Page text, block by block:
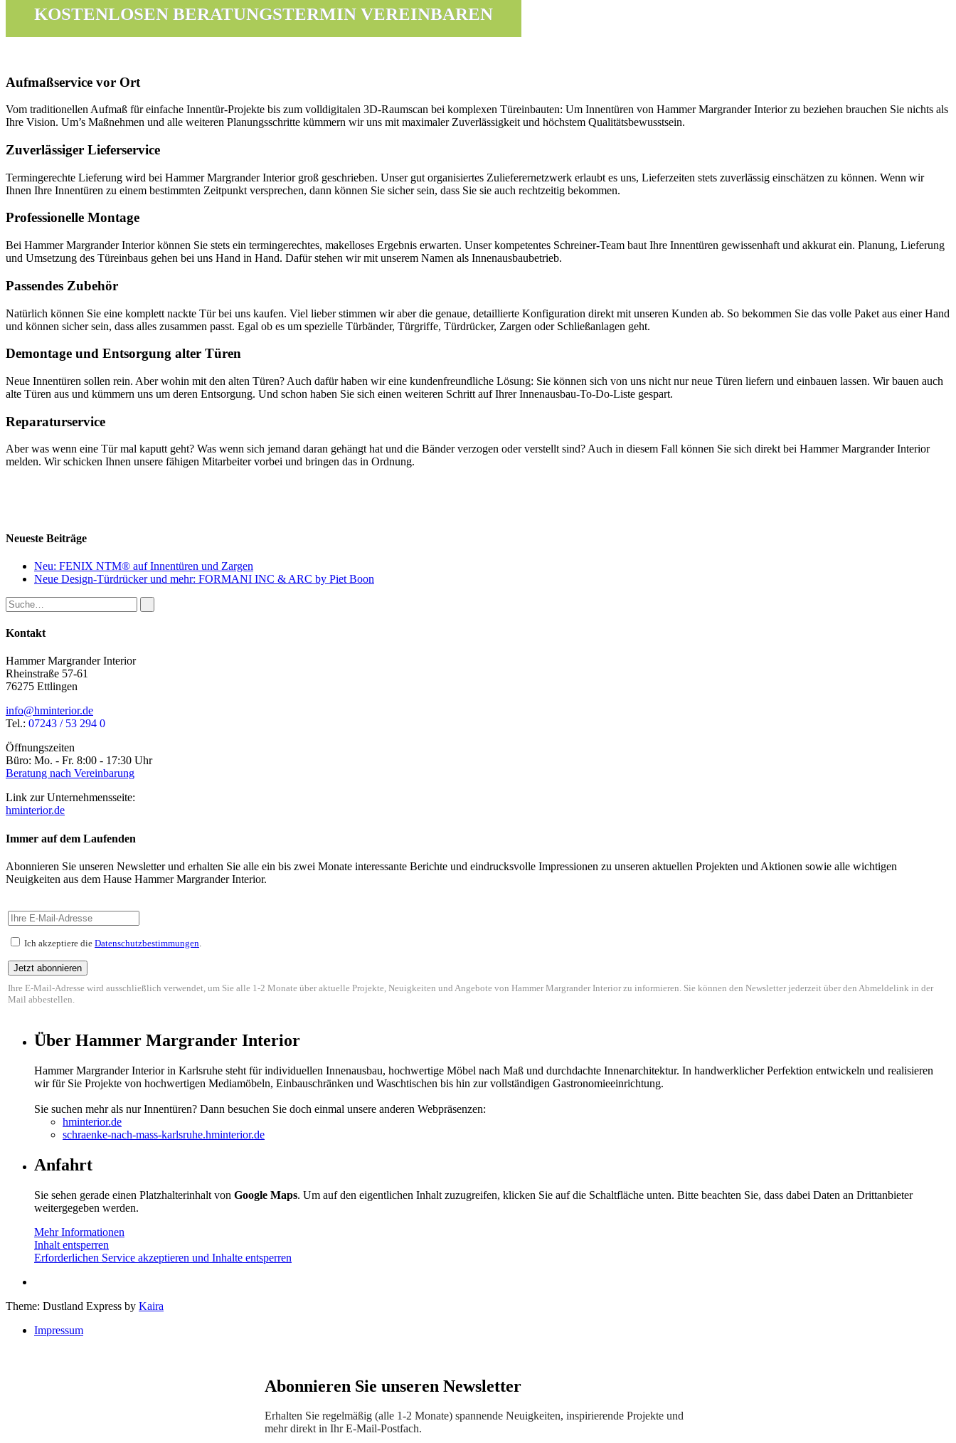
KOSTENLOSEN BERATUNGSTERMIN VEREINBAREN
Aufmaßservice vor Ort
Vom traditionellen Aufmaß für einfache Innentür-Projekte bis zum volldigitalen 3D-Raumscan bei komplexen Türeinbauten: Um Innentüren von Hammer Margrander Interior zu beziehen brauchen Sie nichts als
Ihre Vision. Um’s Maßnehmen und alle weiteren Planungsschritte kümmern wir uns mit maximaler Zuverlässigkeit und höchstem Qualitätsbewusstsein.
Zuverlässiger Lieferservice
Termingerechte Lieferung wird bei Hammer Margrander Interior groß geschrieben. Unser gut organisiertes Zulieferernetzwerk erlaubt es uns, Lieferzeiten stets zuverlässig einschätzen zu können. Wenn wir
Ihnen Ihre Innentüren zu einem bestimmten Zeitpunkt versprechen, dann können Sie sicher sein, dass Sie sie auch rechtzeitig bekommen.
Professionelle Montage
Bei Hammer Margrander Interior können Sie stets ein termingerechtes, makelloses Ergebnis erwarten. Unser kompetentes Schreiner-Team baut Ihre Innentüren gewissenhaft und akkurat ein. Planung, Lieferung
und Umsetzung des Türeinbaus gehen bei uns Hand in Hand. Dafür stehen wir mit unserem Namen als Innenausbaubetrieb.
Passendes Zubehör
Natürlich können Sie eine komplett nackte Tür bei uns kaufen. Viel lieber stimmen wir aber die genaue, detaillierte Konfiguration direkt mit unseren Kunden ab. So bekommen Sie das volle Paket aus einer Hand
und können sicher sein, dass alles zusammen passt. Egal ob es um spezielle Türbänder, Türgriffe, Türdrücker, Zargen oder Schließanlagen geht.
Demontage und Entsorgung alter Türen
Neue Innentüren sollen rein. Aber wohin mit den alten Türen? Auch dafür haben wir eine kundenfreundliche Lösung: Sie können sich von uns nicht nur neue Türen liefern und einbauen lassen. Wir bauen auch
alte Türen aus und kümmern uns um deren Entsorgung. Und schon haben Sie sich einen weiteren Schritt auf Ihrer Innenausbau-To-Do-Liste gespart.
Reparaturservice
Aber was wenn eine Tür mal kaputt geht? Was wenn sich jemand daran gehängt hat und die Bänder verzogen oder verstellt sind? Auch in diesem Fall können Sie sich direkt bei Hammer Margrander Interior
melden. Wir schicken Ihnen unsere fähigen Mitarbeiter vorbei und bringen das in Ordnung.
Neueste Beiträge
Neu: FENIX NTM® auf Innentüren und Zargen
Neue Design-Türdrücker und mehr: FORMANI INC & ARC by Piet Boon
Kontakt
Hammer Margrander Interior
Rheinstraße 57-61
76275 Ettlingen
info@hminterior.de
Tel.: 07243 / 53 294 0
Öffnungszeiten
Büro: Mo. - Fr. 8:00 - 17:30 Uhr
Beratung nach Vereinbarung
Link zur Unternehmensseite:
hminterior.de
Immer auf dem Laufenden
Abonnieren Sie unseren Newsletter und erhalten Sie alle ein bis zwei Monate interessante Berichte und eindrucksvolle Impressionen zu unseren aktuellen Projekten und Aktionen sowie alle wichtigen
Neuigkeiten aus dem Hause Hammer Margrander Interior.
Ich akzeptiere die Datenschutzbestimmungen.
Ihre E-Mail-Adresse wird ausschließlich verwendet, um Sie alle 1-2 Monate über aktuelle Projekte, Neuigkeiten und Angebote von Hammer Margrander Interior zu informieren. Sie können den Newsletter jederzeit über den Abmeldelink in der
Mail abbestellen.
Über Hammer Margrander Interior
Hammer Margrander Interior in Karlsruhe steht für individuellen Innenausbau, hochwertige Möbel nach Maß und durchdachte Innenarchitektur. In handwerklicher Perfektion entwickeln und realisieren
wir für Sie Projekte von hochwertigen Mediamöbeln, Einbauschränken und Waschtischen bis hin zur vollständigen Gastronomieeinrichtung.
Sie suchen mehr als nur Innentüren? Dann besuchen Sie doch einmal unsere anderen Webpräsenzen:
hminterior.de
schraenke-nach-mass-karlsruhe.hminterior.de
Anfahrt
Sie sehen gerade einen Platzhalterinhalt von Google Maps. Um auf den eigentlichen Inhalt zuzugreifen, klicken Sie auf die Schaltfläche unten. Bitte beachten Sie, dass dabei Daten an Drittanbieter
weitergegeben werden.
Mehr Informationen
Inhalt entsperren
Erforderlichen Service akzeptieren und Inhalte entsperren
Theme: Dustland Express by Kaira
Impressum
Abonnieren Sie unseren Newsletter
Erhalten Sie regelmäßig (alle 1-2 Monate) spannende Neuigkeiten, inspirierende Projekte und
mehr direkt in Ihr E-Mail-Postfach.